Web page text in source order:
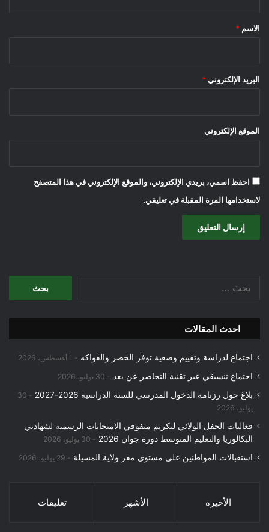
*
الاسم *
البريد الإلكتروني *
الموقع الإلكتروني
احفظ اسمي، بريدي الإلكتروني، والموقع الإلكتروني في هذا المتصفح
لاستخدامها المرة المقبلة في تعليقي.
احدث المقالات
اجتماع لدراسة وتقييم وضعية توفر الخضر والفواكه 1 أغسطس، 2026
اجتماع تنسيقي عبر تقنية التحاضر عن بعد 30 يوليو، 2026
بلاغ حول رزنامة الدخول المدرسي للسنة الدراسية 2026-2027
30
يوليو، 2026
فعاليات الحفل الولائي لتكريم متفوقي الامتحانات الرسمية لشهادتي
البكالوريا والتعليم المتوسط دورة جوان 2026
30 يوليو، 2026
استقبالات المواطنين على مستوى مقر ولاية المسيلة 29 يوليو، 2026
الأخيرة الأشهر تعليقات